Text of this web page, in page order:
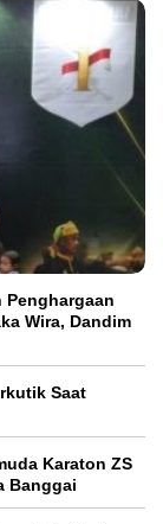
Penghargaan
Wira, Dandim
Saat
Karaton ZS
Banggai